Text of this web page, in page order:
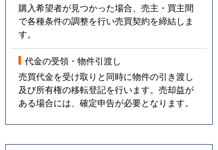
購入希望者が見つかった場合、売主・買主間
で各種条件の調整を行い売買契約を締結しま
す。
代金の受領・物件引渡し
売買代金を受け取りと同時に物件の引き渡し
及び所有権の移転登記を行います。売却益が
ある場合には、確定申告が必要となります。